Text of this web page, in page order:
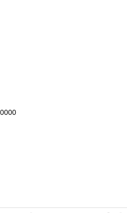
| বিশ্বের সবচেয়ে সস্তা | ব্যবহারকারী